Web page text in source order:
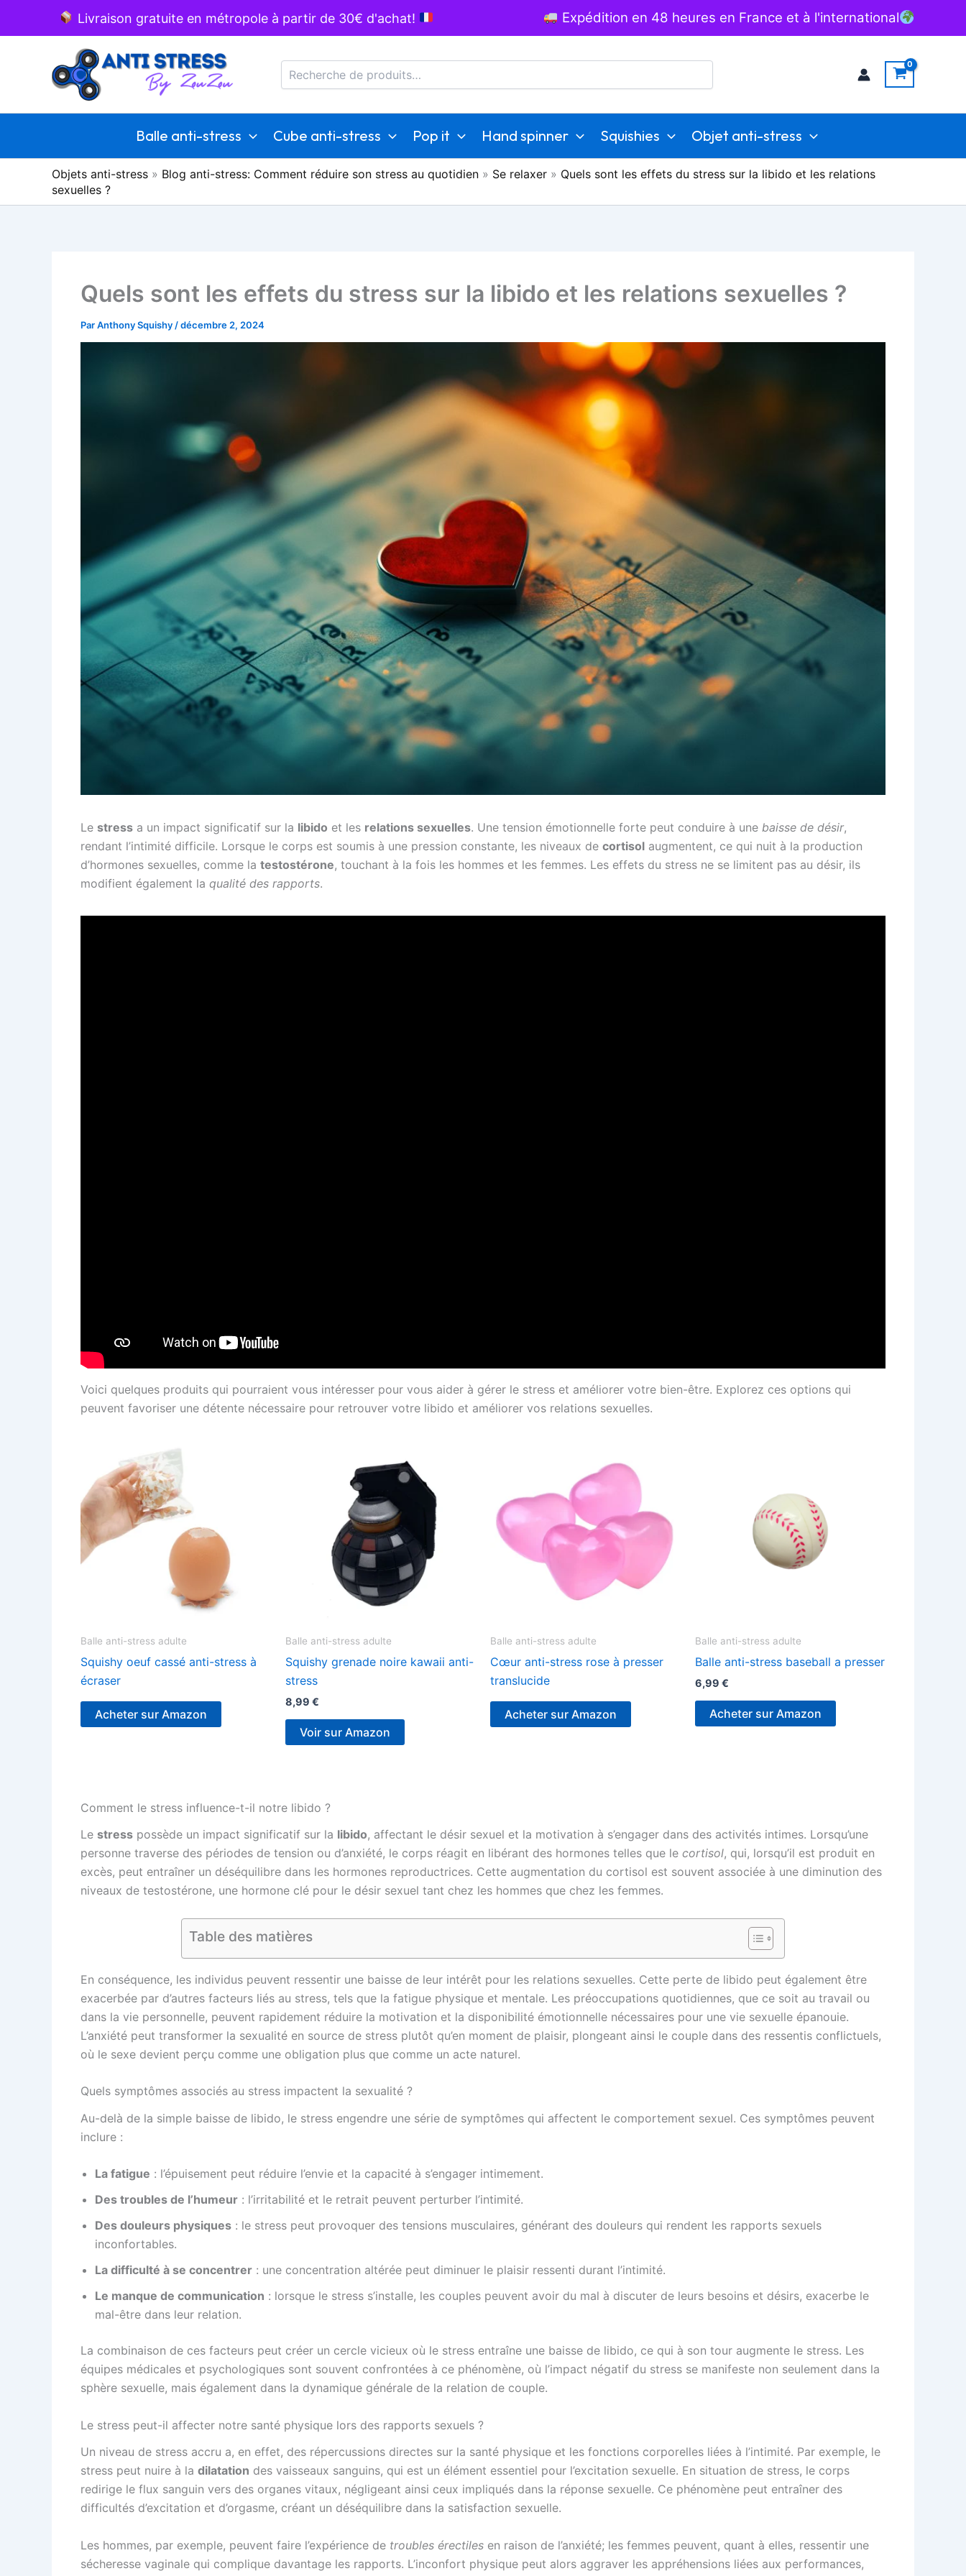
Livraison gratuite en métropole à partir de 30€ d'achat! Expédition en 48 heures en France et à l'international
Balle anti-stress Cube anti-stress Pop it Hand spinner Squishies Objet anti-stress
Objets anti-stress » Blog anti-stress: Comment réduire son stress au quotidien » Se relaxer » Quels sont les effets du stress sur la libido et les relations
sexuelles ?
Quels sont les effets du stress sur la libido et les relations sexuelles ?
ParAnthony Squishy /décembre 2, 2024
Le stress a un impact significatif sur la libido et les relations sexuelles. Une tension émotionnelle forte peut conduire à une baisse de désir,
rendant l’intimité difficile. Lorsque le corps est soumis à une pression constante, les niveaux de cortisol augmentent, ce qui nuit à la production
d’hormones sexuelles, comme la testostérone, touchant à la fois les hommes et les femmes. Les effets du stress ne se limitent pas au désir, ils
modifient également la qualité des rapports.
Voici quelques produits qui pourraient vous intéresser pour vous aider à gérer le stress et améliorer votre bien-être. Explorez ces options qui
peuvent favoriser une détente nécessaire pour retrouver votre libido et améliorer vos relations sexuelles.
Balle anti-stress adulte
Squishy oeuf cassé anti-stress à
écraser
Acheter sur Amazon
Balle anti-stress adulte
Squishy grenade noire kawaii anti-
stress
8,99 €
Voir sur Amazon
Balle anti-stress adulte
Cœur anti-stress rose à presser
translucide
Acheter sur Amazon
Balle anti-stress adulte
Balle anti-stress baseball a presser
6,99 €
Acheter sur Amazon
Comment le stress influence-t-il notre libido ?
Le stress possède un impact significatif sur la libido, affectant le désir sexuel et la motivation à s’engager dans des activités intimes. Lorsqu’une
personne traverse des périodes de tension ou d’anxiété, le corps réagit en libérant des hormones telles que le cortisol, qui, lorsqu’il est produit en
excès, peut entraîner un déséquilibre dans les hormones reproductrices. Cette augmentation du cortisol est souvent associée à une diminution des
niveaux de testostérone, une hormone clé pour le désir sexuel tant chez les hommes que chez les femmes.
Table des matières
En conséquence, les individus peuvent ressentir une baisse de leur intérêt pour les relations sexuelles. Cette perte de libido peut également être
exacerbée par d’autres facteurs liés au stress, tels que la fatigue physique et mentale. Les préoccupations quotidiennes, que ce soit au travail ou
dans la vie personnelle, peuvent rapidement réduire la motivation et la disponibilité émotionnelle nécessaires pour une vie sexuelle épanouie.
L’anxiété peut transformer la sexualité en source de stress plutôt qu’en moment de plaisir, plongeant ainsi le couple dans des ressentis conflictuels,
où le sexe devient perçu comme une obligation plus que comme un acte naturel.
Quels symptômes associés au stress impactent la sexualité ?
Au-delà de la simple baisse de libido, le stress engendre une série de symptômes qui affectent le comportement sexuel. Ces symptômes peuvent
inclure :
La fatigue : l’épuisement peut réduire l’envie et la capacité à s’engager intimement.
Des troubles de l’humeur : l’irritabilité et le retrait peuvent perturber l’intimité.
Des douleurs physiques : le stress peut provoquer des tensions musculaires, générant des douleurs qui rendent les rapports sexuels
inconfortables.
La difficulté à se concentrer : une concentration altérée peut diminuer le plaisir ressenti durant l’intimité.
Le manque de communication : lorsque le stress s’installe, les couples peuvent avoir du mal à discuter de leurs besoins et désirs, exacerbe le
mal-être dans leur relation.
La combinaison de ces facteurs peut créer un cercle vicieux où le stress entraîne une baisse de libido, ce qui à son tour augmente le stress. Les
équipes médicales et psychologiques sont souvent confrontées à ce phénomène, où l’impact négatif du stress se manifeste non seulement dans la
sphère sexuelle, mais également dans la dynamique générale de la relation de couple.
Le stress peut-il affecter notre santé physique lors des rapports sexuels ?
Un niveau de stress accru a, en effet, des répercussions directes sur la santé physique et les fonctions corporelles liées à l’intimité. Par exemple, le
stress peut nuire à la dilatation des vaisseaux sanguins, qui est un élément essentiel pour l’excitation sexuelle. En situation de stress, le corps
redirige le flux sanguin vers des organes vitaux, négligeant ainsi ceux impliqués dans la réponse sexuelle. Ce phénomène peut entraîner des
difficultés d’excitation et d’orgasme, créant un déséquilibre dans la satisfaction sexuelle.
Les hommes, par exemple, peuvent faire l’expérience de troubles érectiles en raison de l’anxiété; les femmes peuvent, quant à elles, ressentir une
sécheresse vaginale qui complique davantage les rapports. L’inconfort physique peut alors aggraver les appréhensions liées aux performances,